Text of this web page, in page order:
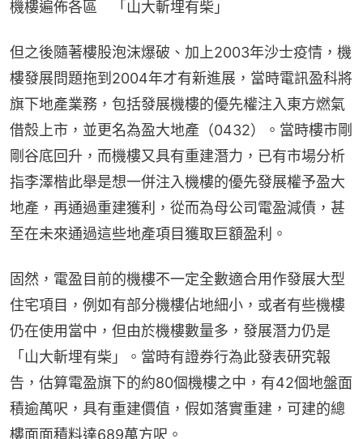
機樓遍佈各區　「山大斬埋有柴」
但之後隨著樓股泡沫爆破、加上2003年沙士疫情，機
樓發展問題拖到2004年才有新進展，當時電訊盈科將
旗下地產業務，包括發展機樓的優先權注入東方燃氣
借殼上市，並更名為盈大地產（0432）。當時樓市剛
剛谷底回升，而機樓又具有重建潛力，已有市場分析
指李澤楷此舉是想一併注入機樓的優先發展權予盈大
地產，再通過重建獲利，從而為母公司電盈減債，甚
至在未來通過這些地產項目獲取巨額盈利。
固然，電盈目前的機樓不一定全數適合用作發展大型
住宅項目，例如有部分機樓佔地細小，或者有些機樓
仍在使用當中，但由於機樓數量多，發展潛力仍是
「山大斬埋有柴」。當時有證券行為此發表研究報
告，估算電盈旗下的約80個機樓之中，有42個地盤面
積逾萬呎，具有重建價值，假如落實重建，可建的總
樓面面積料達689萬方呎。